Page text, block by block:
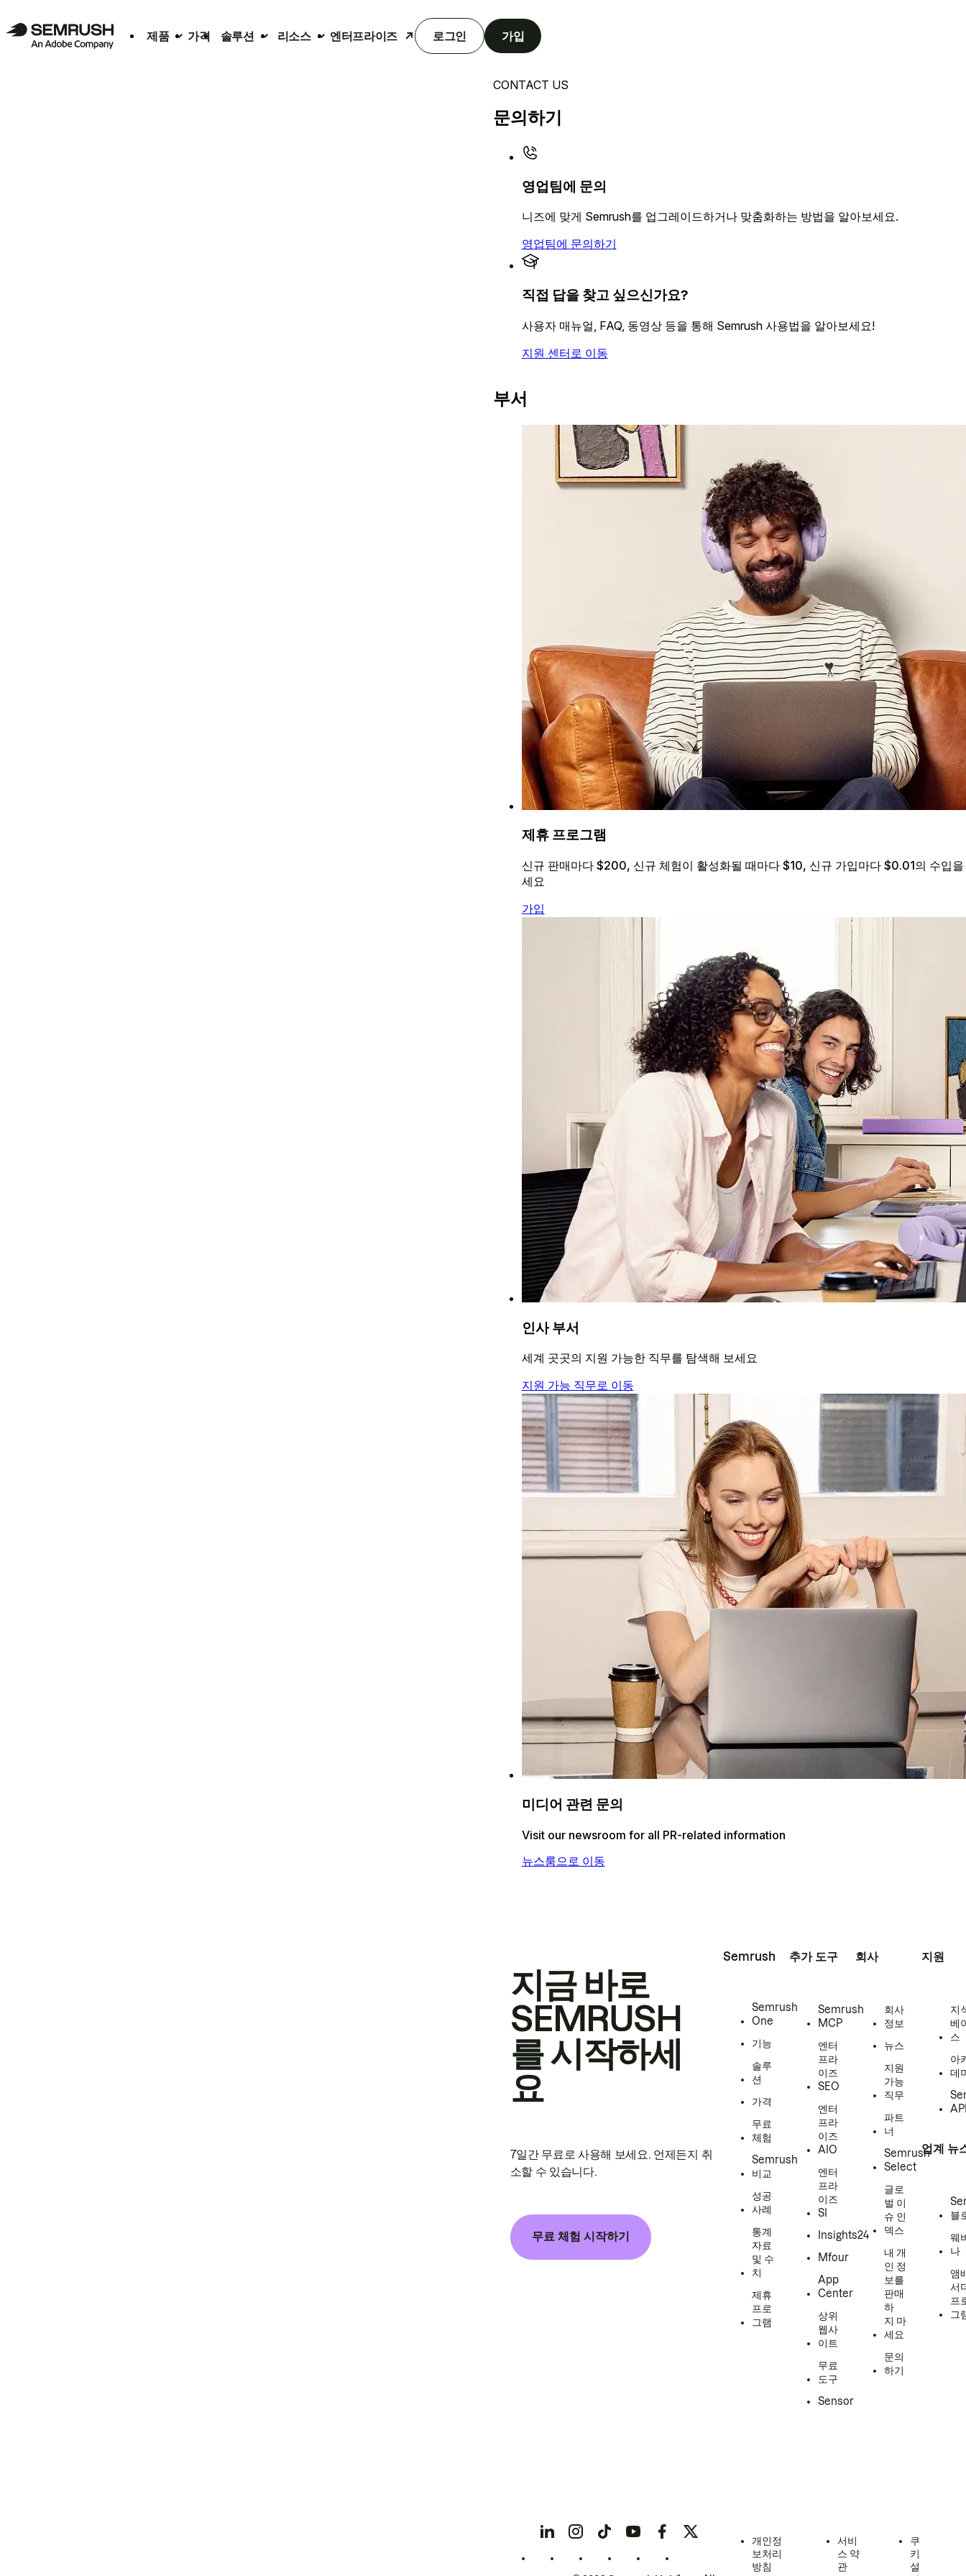
제품 가격 솔루션 리소스 엔터프라이즈 로그인 가입
CONTACT US
문의하기
영업팀에 문의
니즈에 맞게 Semrush를 업그레이드하거나 맞춤화하는 방법을 알아보세요.
영업팀에 문의하기
직접 답을 찾고 싶으신가요?
사용자 매뉴얼, FAQ, 동영상 등을 통해 Semrush 사용법을 알아보세요!
지원 센터로 이동
부서
제휴 프로그램
신규 판매마다 $200, 신규 체험이 활성화될 때마다 $10, 신규 가입마다 $0.01의 수입
세요
가입
인사 부서
세계 곳곳의 지원 가능한 직무를 탐색해 보세요
지원 가능 직무로 이동
미디어 관련 문의
Visit our newsroom for all PR-related information
뉴스룸으로 이동
지금 바로
SEMRUSH
를 시작하세
요
7일간 무료로 사용해 보세요. 언제든지 취
소할 수 있습니다.
무료 체험 시작하기
Semrush
Semrush
One
기능
솔루
션
가격
무료
체험
Semrush
비교
성공
사례
통계
자료
및 수
치
제휴
프로
그램
추가 도구
Semrush
MCP
엔터
프라
이즈
SEO
엔터
프라
이즈
AIO
엔터
프라
이즈
SI
Insights24
Mfour
App
Center
상위
웹사
이트
무료
도구
Sensor
회사
회사
정보
뉴스
지원
가능
직무
파트
너
Semrush
Select
글로
벌 이
슈 인
덱스
내 개
인 정
보를
판매
하
지 마
세요
문의
하기
지원
지
베
스
아
데
업계 뉴
블
웨
나
앰
서
프
그
개인정
보처리
방침
서비
스 약
관
쿠
키
설